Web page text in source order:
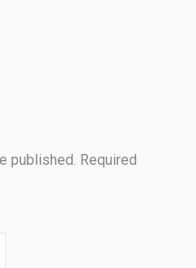
published. Required